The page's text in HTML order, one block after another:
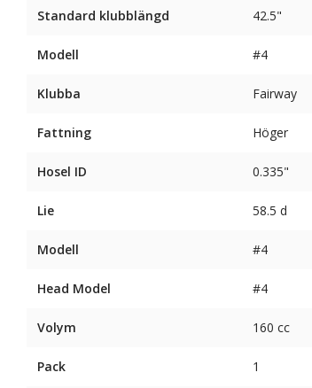
Standard klubblängd 42.5"
Modell #4
Klubba Fairway
Fattning Höger
Hosel ID 0.335"
Lie 58.5 d
Modell #4
Head Model #4
Volym 160 cc
Pack 1